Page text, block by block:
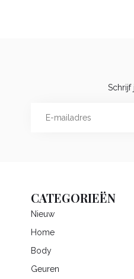
Schrijf
CATEGORIEËN
Nieuw
Home
Body
Geuren